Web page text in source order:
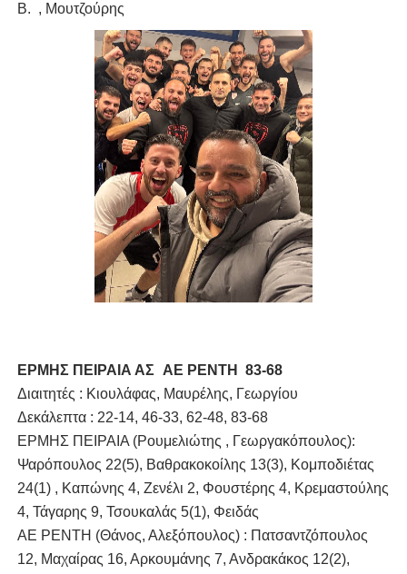
Β. , Μουτζούρης
ΕΡΜΗΣ ΠΕΙΡΑΙΑ ΑΣ
ΑΕ ΡΕΝΤΗ 83-68
Διαιτητές : Κιουλάφας, Μαυρέλης, Γεωργίου
Δεκάλεπτα : 22-14, 46-33, 62-48, 83-68
ΕΡΜΗΣ ΠΕΙΡΑΙΑ (Ρουμελιώτης , Γεωργακόπουλος):
Ψαρόπουλος 22(5), Βαθρακοκοίλης 13(3), Κομποδιέτας
24(1) , Καπώνης 4, Ζενέλι 2, Φουστέρης 4, Κρεμαστούλης
4, Τάγαρης 9, Τσουκαλάς 5(1), Φειδάς
ΑΕ ΡΕΝΤΗ (Θάνος, Αλεξόπουλος) : Πατσαντζόπουλος
12, Μαχαίρας 16, Αρκουμάνης 7, Ανδρακάκος 12(2),